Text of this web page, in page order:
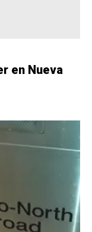
en Nueva